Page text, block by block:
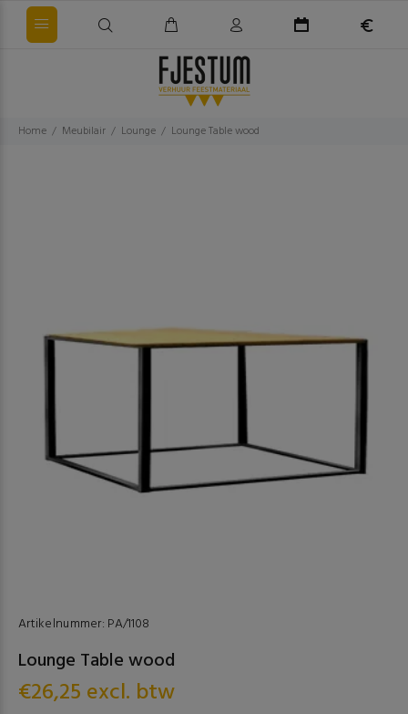
Home Meubilair Lounge Lounge Table wood
Artikelnummer: PA/1108
Lounge Table wood
€26,25 excl. btw